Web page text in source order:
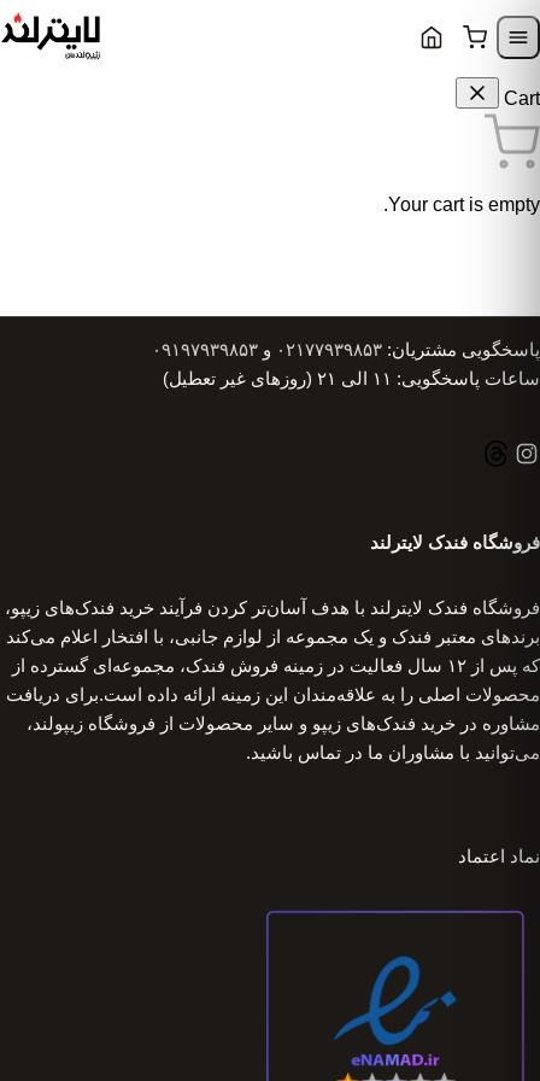
Skip to navigation
Cart
Your cart is empty.
پاسخگویی مشتریان: ۰۲۱۷۷۹۳۹۸۵۳ و ۰۹۱۹۷۹۳۹۸۵۳
ساعات پاسخگویی: ۱۱ الی ۲۱ (روزهای غیر تعطیل)
فروشگاه فندک لایترلند
فروشگاه فندک لایترلند با هدف آسان‌تر کردن فرآیند خرید فندک‌های زیپو،
برندهای معتبر فندک و یک مجموعه از لوازم جانبی، با افتخار اعلام می‌کند
که پس از ۱۲ سال فعالیت در زمینه فروش فندک، مجموعه‌ای گسترده از
محصولات اصلی را به علاقه‌مندان این زمینه ارائه داده است.برای دریافت
مشاوره در خرید فندک‌های زیپو و سایر محصولات از فروشگاه زیپولند،
می‌توانید با مشاوران ما در تماس باشید.
نماد اعتماد